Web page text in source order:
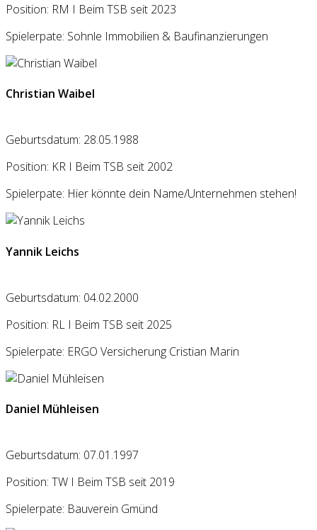
Position: RM I Beim TSB seit 2023
Spielerpate: Sohnle Immobilien & Baufinanzierungen
Christian Waibel
Geburtsdatum: 28.05.1988
Position: KR I Beim TSB seit 2002
Spielerpate: Hier könnte dein Name/Unternehmen stehen!
Yannik Leichs
Geburtsdatum: 04.02.2000
Position: RL I Beim TSB seit 2025
Spielerpate: ERGO Versicherung Cristian Marin
Daniel Mühleisen
Geburtsdatum: 07.01.1997
Position: TW I Beim TSB seit 2019
Spielerpate: Bauverein Gmünd